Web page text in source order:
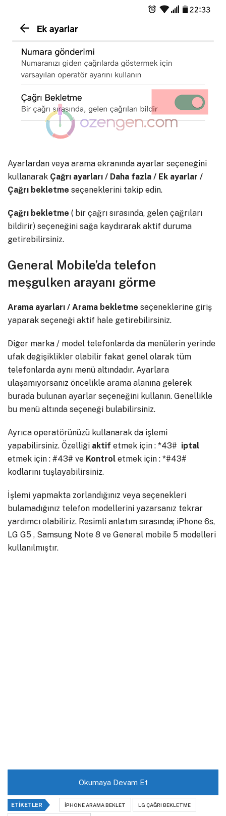
Ayarlardan veya arama ekranında ayarlar seçeneğini
kullanarak Çağrı ayarları / Daha fazla / Ek ayarlar /
Çağrı bekletme seçeneklerini takip edin.
Çağrı bekletme ( bir çağrı sırasında, gelen çağrıları
bildirir) seçeneğini sağa kaydırarak aktif duruma
getirebilirsiniz.
General Mobile’da telefon
meşgulken arayanı görme
Arama ayarları / Arama bekletme seçeneklerine giriş
yaparak seçeneği aktif hale getirebilirsiniz.
Diğer marka / model telefonlarda da menülerin yerinde
ufak değişiklikler olabilir fakat genel olarak tüm
telefonlarda aynı menü altındadır. Ayarlara
ulaşamıyorsanız öncelikle arama alanına gelerek
burada bulunan ayarlar seçeneğini kullanın. Genellikle
bu menü altında seçeneği bulabilirsiniz.
Ayrıca operatörünüzü kullanarak da işlemi
yapabilirsiniz. Özelliği aktif etmek için : *43# iptal
etmek için : #43# ve Kontrol etmek için : *#43#
kodlarını tuşlayabilirsiniz.
İşlemi yapmakta zorlandığınız veya seçenekleri
bulamadığınız telefon modellerini yazarsanız tekrar
yardımcı olabiliriz. Resimli anlatım sırasında; iPhone 6s,
LG G5 , Samsung Note 8 ve General mobile 5 modelleri
kullanılmıştır.
Okumaya Devam Et
ETIKETLER IPHONE ARAMA BEKLET LG ÇAĞRI BEKLETME